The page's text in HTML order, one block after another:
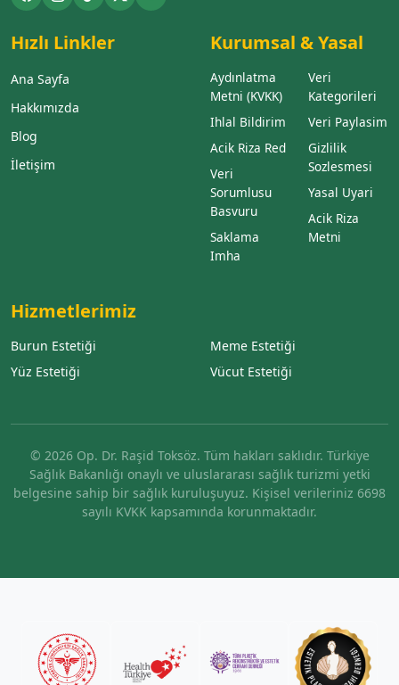
Hızlı Linkler
Ana Sayfa
Hakkımızda
Blog
İletişim
Kurumsal & Yasal
Aydınlatma
Metni (KVKK)
Ihlal Bildirim
Acik Riza Red
Veri
Sorumlusu
Basvuru
Saklama
Imha
Veri
Kategorileri
Veri Paylasim
Gizlilik
Sozlesmesi
Yasal Uyari
Acik Riza
Metni
Hizmetlerimiz
Burun Estetiği
Meme Estetiği
Yüz Estetiği
Vücut Estetiği
© 2026 Op. Dr. Raşid Toksöz. Tüm hakları saklıdır. Türkiye
Sağlık Bakanlığı onaylı ve uluslararası sağlık turizmi yetki
belgesine sahip bir sağlık kuruluşuyuz. Kişisel verileriniz 6698
sayılı KVKK kapsamında korunmaktadır.